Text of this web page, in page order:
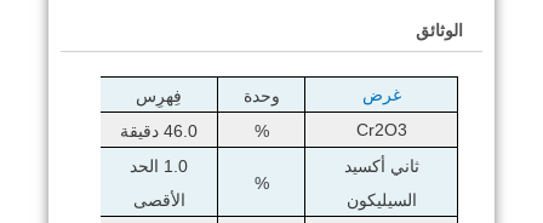
الوثائق
غرض وحدة
فِهرِس
Cr2O3
%
46.0 دقيقة
ثاني أكسيد
السيليكون
%
1.0 الحد
الأقصى